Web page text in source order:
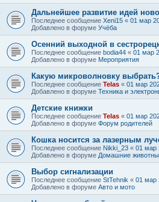
Дальнейшее развитие идей
Последнее сообщение Xeni15 « 01 мар
Добавлено в форуме Учёба
Осенний выходной в
Последнее сообщение bodia44 « 01 мар
Добавлено в форуме Мероприятия
Какую микроволновку
Последнее сообщение Telas « 01 мар
Добавлено в форуме Техника и
Детские книжки
Последнее сообщение Telas « 01 мар
Добавлено в форуме Форум родителей
Кошка носится за лазерным
Последнее сообщение Nikki_23 « 01 мар
Добавлено в форуме Домашние
Выбор сигнализации
Последнее сообщение StTehnik « 01 мар
Добавлено в форуме Авто и мото